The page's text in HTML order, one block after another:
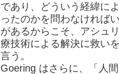
であり、どういう経緯に
ったのかを問わなければ
があるからこそ、アシュ
療技術による解決に救い
言う。
Goering はさらに、「人